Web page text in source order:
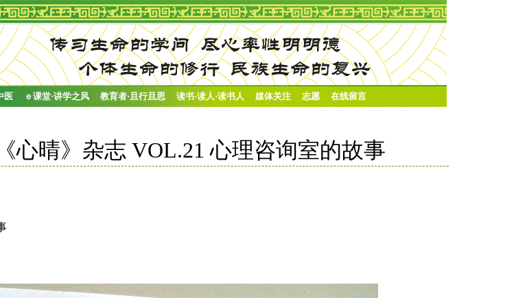
医 ｅ课堂·讲学之风 教育者·且行且思 读书·读人·读书人 媒体关注 志愿 在线留言
心晴》杂志 VOL.21 心理咨询室的故事